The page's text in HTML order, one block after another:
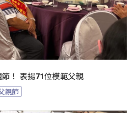
！ 表揚71位模範父親
親節